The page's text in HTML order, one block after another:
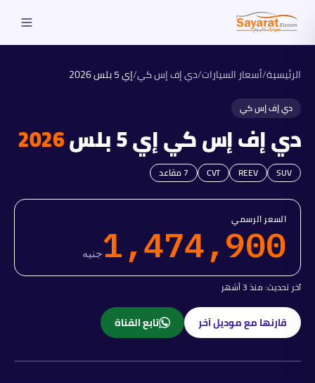
الرئيسية/أسعار السيارات/دي إف إس كي/إي 5 بلس 2026
دي إف إس كي
دي إف إس كيإي 5 بلس 2026
SUV
REEV
CVT
7مقاعد
السعر الرسمي
1,474,900جنيه
آخر تحديث:منذ 3 أشهر
قارنها مع موديل آخر تابع القناة